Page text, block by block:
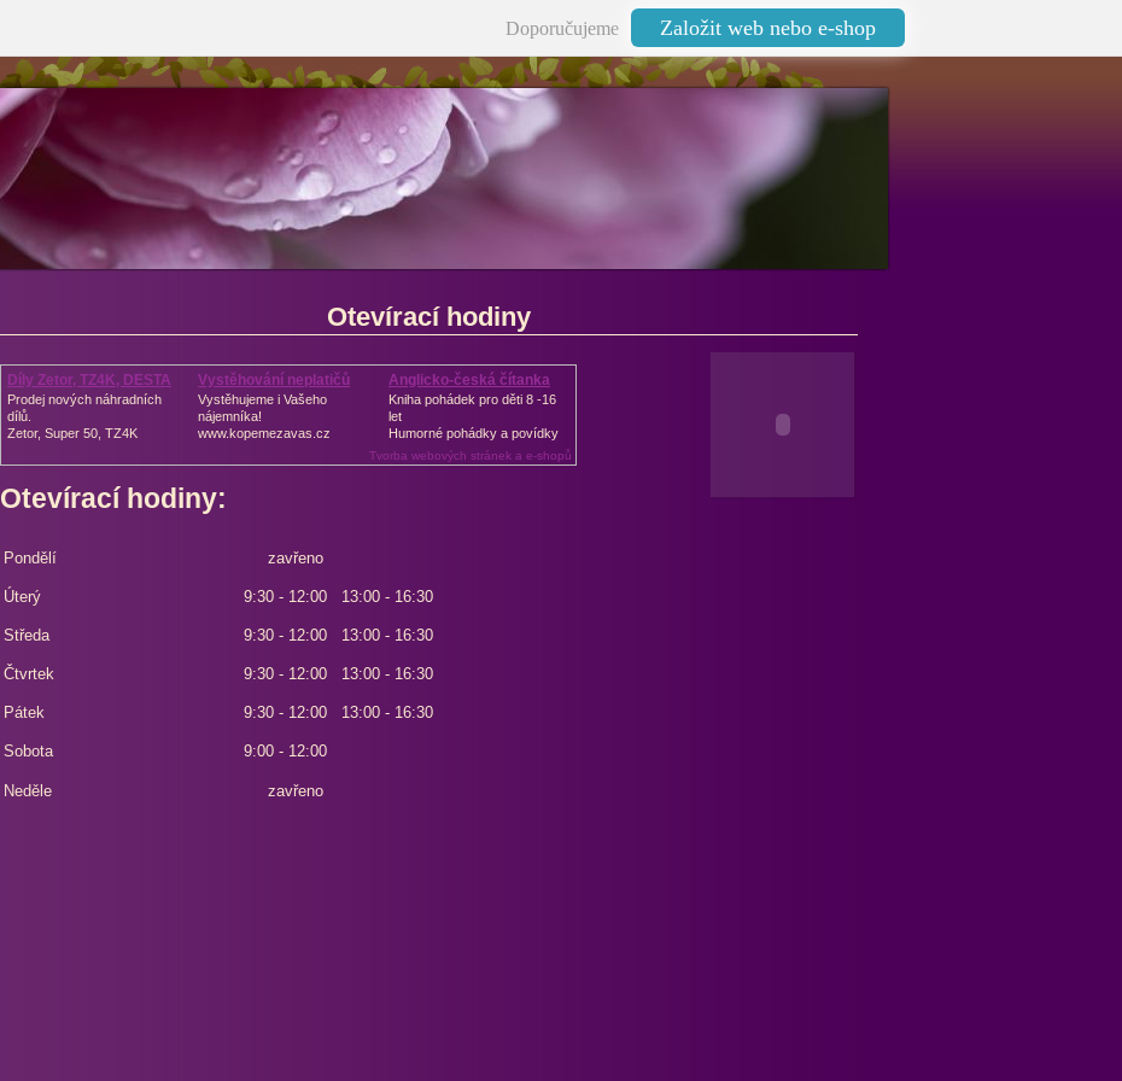
Doporučujeme Založit web nebo e-shop
Otevírací hodiny
Díly Zetor, TZ4K, DESTA
Prodej nových náhradních
dílů.
Zetor, Super 50, TZ4K
Vystěhování neplatičů
Vystěhujeme i Vašeho
nájemníka!
www.kopemezavas.cz
Anglicko-česká čítanka
Kniha pohádek pro děti 8 -16
let
Humorné pohádky a povídky
Tvorba webových stránek a e-shopů
Otevírací hodiny:
Pondělí zavřeno
Úterý 9:30 - 12:00 13:00 - 16:30
Středa 9:30 - 12:00 13:00 - 16:30
Čtvrtek 9:30 - 12:00 13:00 - 16:30
Pátek 9:30 - 12:00 13:00 - 16:30
Sobota 9:00 - 12:00
Neděle zavřeno